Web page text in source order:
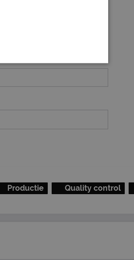
Productie Quality control